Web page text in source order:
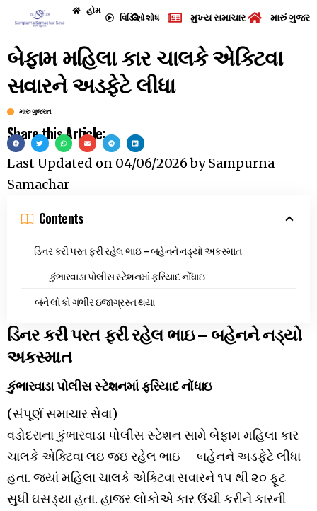
હોમ
વિડિઓશોધ મુખ્ય સમાચાર મારું
બેફામ મહિલા કાર ચાલકે એક્ટિવા
સવારને અડફેટે લીધા
મારુ ગુજરાત
Share this Article:
Last Updated on 04/06/2026bySampurna
Samachar
Contents
ડિનર કરી પરત ફરી રહેલ ભાઇ – બહેનને નડ્યો અકસ્માત
કુંભારવાડા પોલીસ સ્ટેશનમાં ફરિયાદ નોંધાઇ
બંને લોકો ગંભીર ઇજાગ્રસ્ત થયા
ડિનર કરી પરત ફરી રહેલ ભાઇ – બહેનને નડ્યો
અકસ્માત
કુંભારવાડા પોલીસ સ્ટેશનમાં ફરિયાદ નોંધાઇ
(સંપૂર્ણ સમાચાર સેવા)
વડોદરાના કુંભારવાડા પોલીસ સ્ટેશન સામે બેફામ મહિલા કાર
ચાલકે એક્ટિવા લઇ જઇ રહેલ ભાઇ – બહેનને અડફેટે લીધા
હતા. જ્યાં મહિલા ચાલકે એક્ટિવા સવારને ૧૫ થી ૨૦ ફૂટ
સુધી ઘસડ્યા હતા. હાજર લોકોએ કાર ઉંચી કરીને કારની